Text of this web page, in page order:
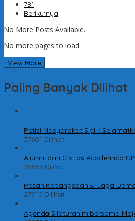
781
Berikutnya
No More Posts Available.
No more pages to load.
View More
Paling Banyak Dilihat
Petisi Masyarakat Sipil :
37601 Dilihat
Alumni dan Civitas Academica
28565 Dilihat
Pesan Kebangsaan & Jaga
27710 Dilihat
Agenda Silaturahim bersama